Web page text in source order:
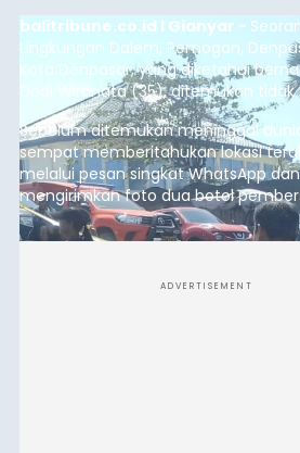
balitribune.co.id I Gianyar -
Lingkungan Dalem, Pemogan,
Kota Denpasar, yang diketahui
Dedi Wiranata (35), ditemukan tidak
pesisir Pantai Purnama, Sukawati.
Sebelum ditemukan meninggal
sempat memberitahukan lokasi
melalui pesan singkat WhatsApp
mengirimkan foto dua botol
istrinya.
ADVERTISEMENT